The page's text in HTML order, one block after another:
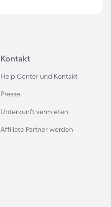
Kontakt
Help Center und Kontakt
Presse
Unterkunft vermieten
Affiliate Partner werden